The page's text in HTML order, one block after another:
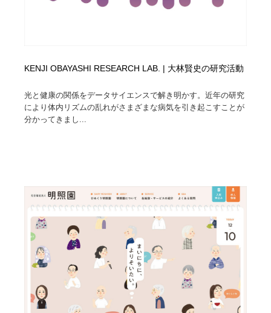
KENJI OBAYASHI RESEARCH LAB. | 大林賢史の研究活動
光と健康の関係をデータサイエンスで解き明かす。近年の研究
により体内リズムの乱れがさまざまな病気を引き起こすことが
分かってきまし...